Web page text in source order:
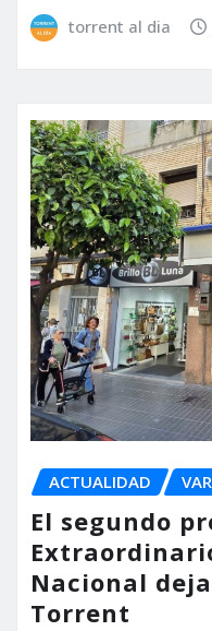
torrent al dia
ACTUALIDAD
El segundo
Nacional
Torrent